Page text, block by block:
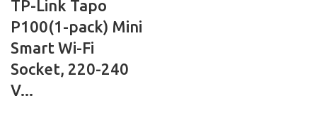
TP-Link Tapo
P100(1-pack) Mini
Smart Wi-Fi
Socket, 220-240
V...